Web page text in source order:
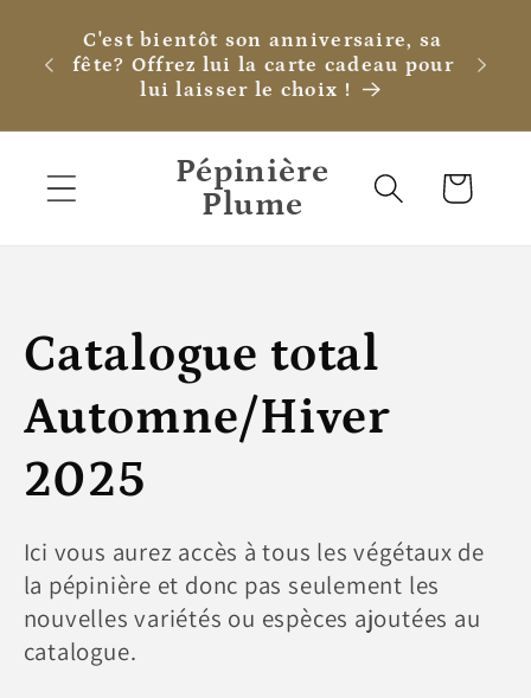
passer
au
C'est bientôt son anniversaire, sa
fête? Offrez lui la carte cadeau pour
lui laisser le choix !
Pépinière
Plume
Panier
C
o
l
l
e
c
Catalogue total
Automne/Hiver
2025
Ici vous aurez accès à tous les végétaux de
la pépinière et donc pas seulement les
nouvelles variétés ou espèces ajoutées au
catalogue.